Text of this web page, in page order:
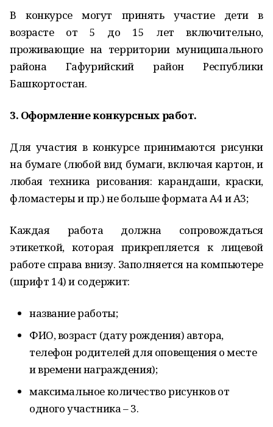
В конкурсе могут принять участие дети в
возрасте от 5 до 15 лет включительно,
проживающие на территории муниципального
района Гафурийский район Республики
Башкортостан.
3. Оформление конкурсных работ.
Для участия в конкурсе принимаются рисунки
на бумаге (любой вид бумаги, включая картон, и
любая техника рисования: карандаши, краски,
фломастеры и пр.) не больше формата А4 и А3;
Каждая работа должна сопровождаться
этикеткой, которая прикрепляется к лицевой
работе справа внизу. Заполняется на компьютере
(шрифт 14) и содержит:
название работы;
ФИО, возраст (дату рождения) автора,
телефон родителей для оповещения о месте
и времени награждения);
максимальное количество рисунков от
одного участника – 3.